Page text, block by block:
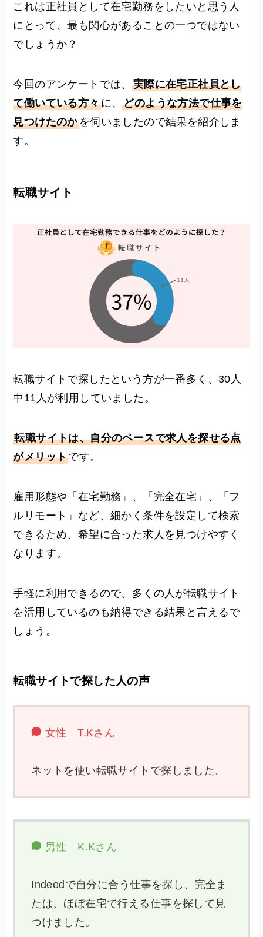
これは正社員として在宅勤務をしたいと思う人
にとって、最も関心があることの一つではない
でしょうか？
今回のアンケートでは、 実際に在宅正社員とし
て働いている方々に、どのような方法で仕事を
見つけたのかを伺いましたので結果を紹介しま
す。
転職サイト
転職サイトで探したという方が一番多く、30人
中11人が利用していました。
転職サイトは、自分のペースで求人を探せる点
がメリットです。
雇用形態や「在宅勤務」、「完全在宅」、「フ
ルリモート」など、細かく条件を設定して検索
できるため、希望に合った求人を見つけやすく
なります。
手軽に利用できるので、多くの人が転職サイト
を活用しているのも納得できる結果と言えるで
しょう。
転職サイトで探した人の声
女性 T.Kさん
ネットを使い転職サイトで探しました。
男性 K.Kさん
Indeedで自分に合う仕事を探し、完全ま
たは、ほぼ在宅で行える仕事を探して見
つけました。